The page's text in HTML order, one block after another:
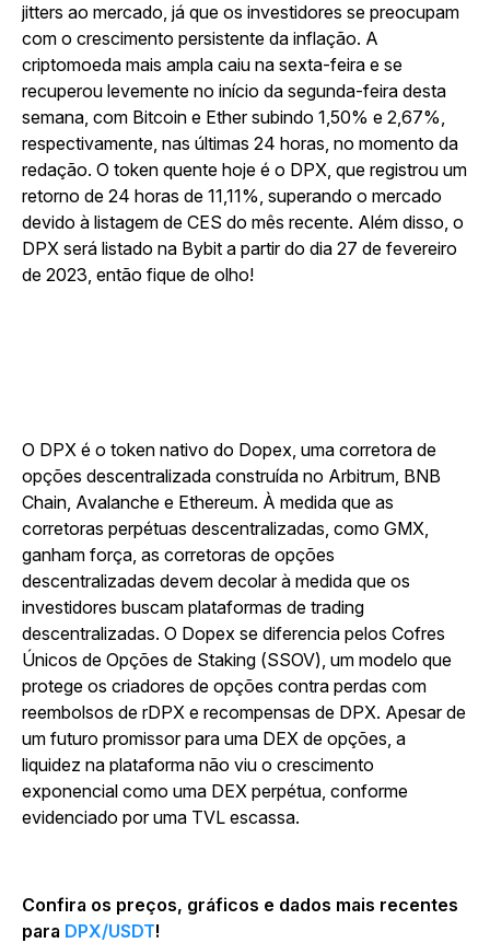
jitters ao mercado, já que os investidores se preocupam
com o crescimento persistente da inflação. A
criptomoeda mais ampla caiu na sexta-feira e se
recuperou levemente no início da segunda-feira desta
semana, com Bitcoin e Ether subindo 1,50% e 2,67%,
respectivamente, nas últimas 24 horas, no momento da
redação. O token quente hoje é o DPX, que registrou um
retorno de 24 horas de 11,11%, superando o mercado
devido à listagem de CES do mês recente. Além disso, o
DPX será listado na Bybit a partir do dia 27 de fevereiro
de 2023, então fique de olho!
O DPX é o token nativo do Dopex, uma corretora de
opções descentralizada construída no Arbitrum, BNB
Chain, Avalanche e Ethereum. À medida que as
corretoras perpétuas descentralizadas, como GMX,
ganham força, as corretoras de opções
descentralizadas devem decolar à medida que os
investidores buscam plataformas de trading
descentralizadas. O Dopex se diferencia pelos Cofres
Únicos de Opções de Staking (SSOV), um modelo que
protege os criadores de opções contra perdas com
reembolsos de rDPX e recompensas de DPX. Apesar de
um futuro promissor para uma DEX de opções, a
liquidez na plataforma não viu o crescimento
exponencial como uma DEX perpétua, conforme
evidenciado por uma TVL escassa.
Confira os preços, gráficos e dados mais recentes
para DPX/USDT!